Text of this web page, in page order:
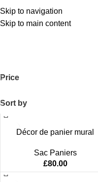
Skip to navigation
Skip to main content
Price
Sort by
Décor de panier mural
Sac Paniers
£80.00